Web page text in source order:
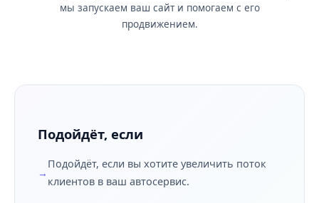
мы запускаем ваш сайт и помогаем с его
продвижением.
Подойдёт, если
Подойдёт, если вы хотите увеличить поток
клиентов в ваш автосервис.